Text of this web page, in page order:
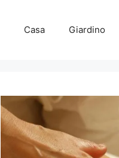
Casa Giardino